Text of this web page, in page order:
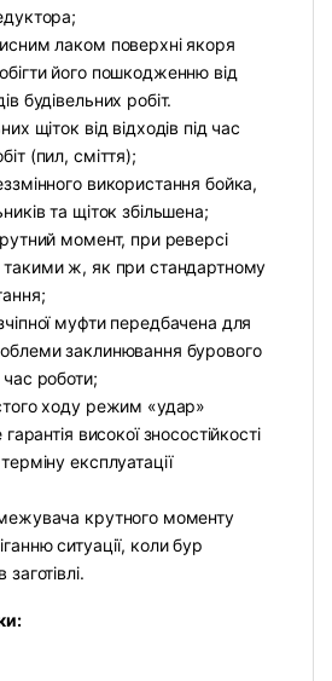
лаком поверхні якоря
його пошкодженню від
будівельних робіт.
щіток від відходів під час
(пил, сміття);
використання бойка,
та щіток збільшена;
момент, при реверсі
ж, як при стандартному
муфти передбачена для
заклинювання бурового
роботи;
ходу режим «удар»
гарантія високої зносостійкості
експлуатації
крутного моменту
ситуації, коли бур